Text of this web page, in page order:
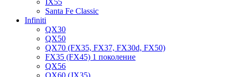
Santa Fe Classic
Infiniti
QX30
QX50
QX70 (FX35, FX37, FX30d, FX50)
FX35 (FX45) 1 поколение
QX56
QX60 (JX35)